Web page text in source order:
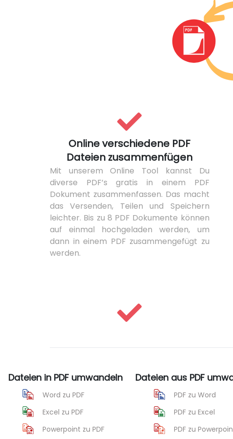
Online verschiedene PDF
Dateien zusammenfügen
Mit unserem Online Tool kannst Du
diverse PDF’s gratis in einem PDF
Dokument zusammenfassen. Das macht
das Versenden, Teilen und Speichern
leichter. Bis zu 8 PDF Dokumente können
auf einmal hochgeladen werden, um
dann in einem PDF zusammengefügt zu
werden.
Dateien in PDF umwandeln
Word zu PDF
Excel zu PDF
Powerpoint zu PDF
Dateien aus PDF
PDF zu Word
PDF zu Excel
PDF zu